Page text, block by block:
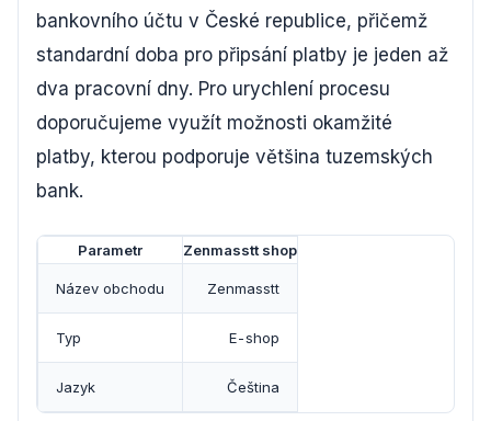
bankovního účtu v České republice, přičemž
standardní doba pro připsání platby je jeden až
dva pracovní dny. Pro urychlení procesu
doporučujeme využít možnosti okamžité
platby, kterou podporuje většina tuzemských
bank.
Parametr Zenmasstt shop
Název obchodu Zenmasstt
Typ E-shop
Jazyk Čeština